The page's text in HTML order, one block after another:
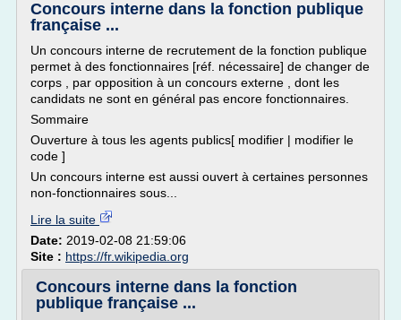
Concours interne dans la fonction publique
française ...
Un concours interne de recrutement de la fonction publique
permet à des fonctionnaires [réf. nécessaire] de changer de
corps , par opposition à un concours externe , dont les
candidats ne sont en général pas encore fonctionnaires.
Sommaire
Ouverture à tous les agents publics[ modifier | modifier le
code ]
Un concours interne est aussi ouvert à certaines personnes
non-fonctionnaires sous...
Lire la suite
Date: 2019-02-08 21:59:06
Site : https://fr.wikipedia.org
Concours interne dans la fonction
publique française ...